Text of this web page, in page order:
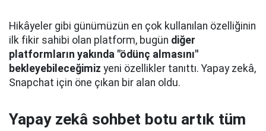
Hikâyeler gibi günümüzün en çok kullanılan özelliğinin
ilk fikir sahibi olan platform, bugün diğer
platformların yakında "ödünç almasını"
bekleyebileceğimiz yeni özellikler tanıttı. Yapay zekâ,
Snapchat için öne çıkan bir alan oldu.
Yapay zekâ sohbet botu artık tüm